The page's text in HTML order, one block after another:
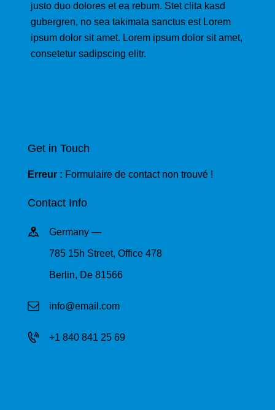
justo duo dolores et ea rebum. Stet clita kasd
gubergren, no sea takimata sanctus est Lorem
ipsum dolor sit amet. Lorem ipsum dolor sit amet,
consetetur sadipscing elitr.
Get in Touch
Erreur : Formulaire de contact non trouvé !
Contact Info
Germany —
785 15h Street, Office 478
Berlin, De 81566
info@email.com
+1 840 841 25 69